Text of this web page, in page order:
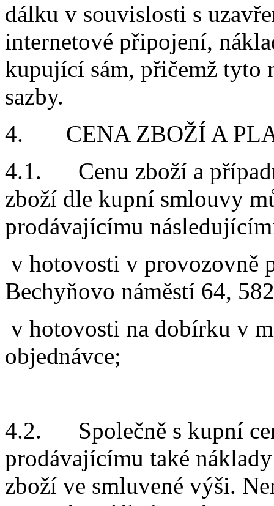
dálku v souvislosti s
internetové připojení,
kupující sám, přičemž tyto
sazby.
4. CENA ZBOŽÍ A
4.1. Cenu zboží a
zboží dle kupní smlouvy
prodávajícímu
v hotovosti v provozovně
Bechyňovo náměstí 64,
v hotovosti na dobírku v
objednávce;
4.2. Společně s kupní
prodávajícímu také
zboží ve smluvené výši.